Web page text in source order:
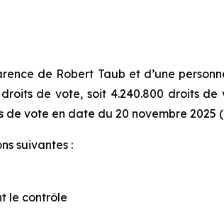
de Robert Taub et d’une
de vote, soit 4.240.800 droits
vote en date du 20 novembre 2025
suivantes :
le contrôle